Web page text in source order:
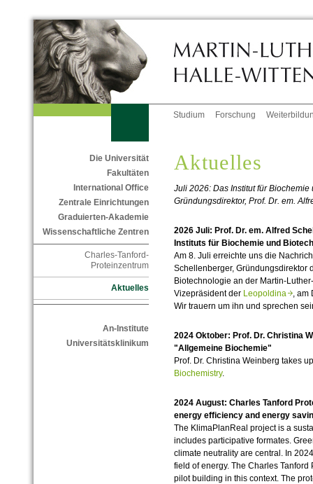
Studium Forschung
Die Universität
Fakultäten
International Office
Zentrale Einrichtungen
Graduierten-Akademie
Wissenschaftliche Zentren
Charles-Tanford-
Proteinzentrum
Aktuelles
An-Institute
Universitätsklinikum
Aktuelles
Juli 2026: Das Institut für
Gründungsdirektor, Prof. Dr. em.
2026 Juli: Prof. Dr. em. Alfred
Instituts für Biochemie und
Am 8. Juli erreichte uns die
Schellenberger, Gründungsdirektor
Biotechnologie an der Martin-
Vizepräsident der Leopoldina, am
Wir trauern um ihn und sprechen
2024 Oktober: Prof. Dr. Christina
"Allgemeine Biochemie"
Prof. Dr. Christina Weinberg takes
Biochemistry.
2024 August: Charles Tanford
energy efficiency and energy
The KlimaPlanReal project is a
includes participative formates.
climate neutrality are central. In
field of energy. The Charles
pilot building in this context. The